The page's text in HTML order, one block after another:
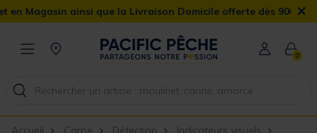
ainsi que la Livraison Domicile offerte dès 90€ ×
0
Accueil Carpe Détection
Indicateurs visuels